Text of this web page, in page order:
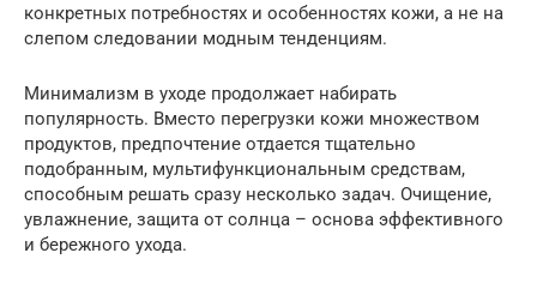
конкретных потребностях и особенностях кожи, а не на
слепом следовании модным тенденциям.
Минимализм в уходе продолжает набирать
популярность. Вместо перегрузки кожи множеством
продуктов, предпочтение отдается тщательно
подобранным, мультифункциональным средствам,
способным решать сразу несколько задач. Очищение,
увлажнение, защита от солнца – основа эффективного
и бережного ухода.